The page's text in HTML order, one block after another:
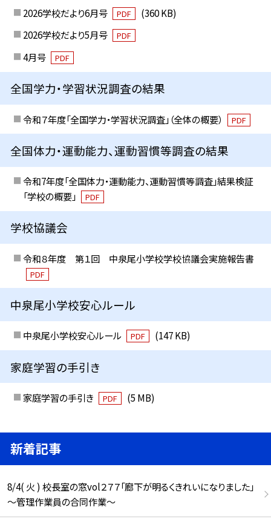
2026学校だより6月号
PDF
(360 KB)
2026学校だより5月号
PDF
4月号 PDF
全国学力・学習状況調査の結果
令和７年度「全国学力・学習状況調査」（全体の概要） PDF
全国体力・運動能力、運動習慣等調査の結果
令和7年度「全国体力・運動能力、運動習慣等調査」結果検証
「学校の概要」
PDF
学校協議会
令和８年度 第１回 中泉尾小学校学校協議会実施報告書
PDF
中泉尾小学校安心ルール
中泉尾小学校安心ルール PDF (147 KB)
家庭学習の手引き
家庭学習の手引き PDF (5 MB)
新着記事
8/4( 火 ) 校長室の窓vol２７７「廊下が明るくきれいになりました」
～管理作業員の合同作業～